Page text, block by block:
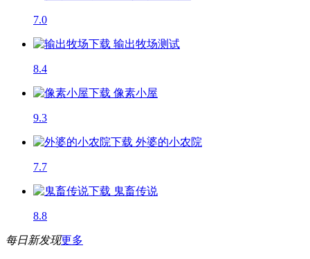
7.0
输出牧场测试
8.4
像素小屋
9.3
外婆的小农院
7.7
鬼畜传说
8.8
每日新发现更多